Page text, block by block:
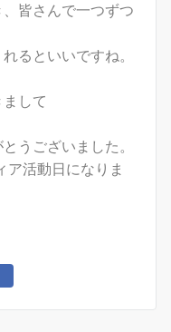
皆さんで一つずつ
るといいですね。
して
うございました。
ア活動日になりま